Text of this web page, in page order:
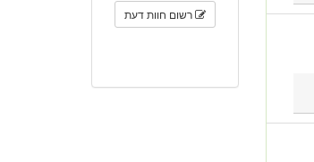
רשום חוות דעת